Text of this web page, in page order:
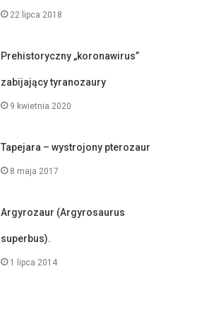
22 lipca 2018
Prehistoryczny „koronawirus”
zabijający tyranozaury
9 kwietnia 2020
Tapejara – wystrojony pterozaur
8 maja 2017
Argyrozaur (Argyrosaurus
superbus).
1 lipca 2014